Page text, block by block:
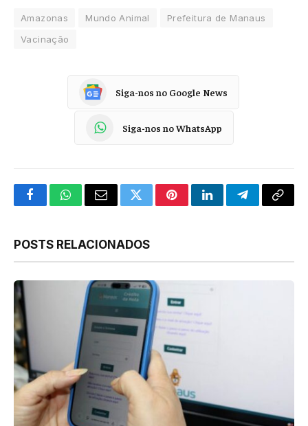
Amazonas Mundo Animal
Prefeitura de Manaus
Vacinação
Siga-nos no Google News
Siga-nos no WhatsApp
FacebookWhatsApp
Email TwitterPinterestLinkedInTelegramCopy
POSTS RELACIONADOS